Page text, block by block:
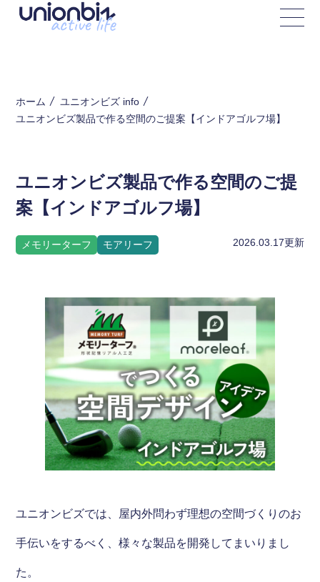
ホーム
ユニオンビズ info
ユニオンビズ製品で作る空間のご提案【インドアゴルフ場】
ユニオンビズ製品で作る空間のご提
案【インドアゴルフ場】
メモリーターフ モアリーフ 2026.03.17更新
ユニオンビズでは、屋内外問わず理想の空間づくりのお
手伝いをするべく、様々な製品を開発してまいりまし
た。